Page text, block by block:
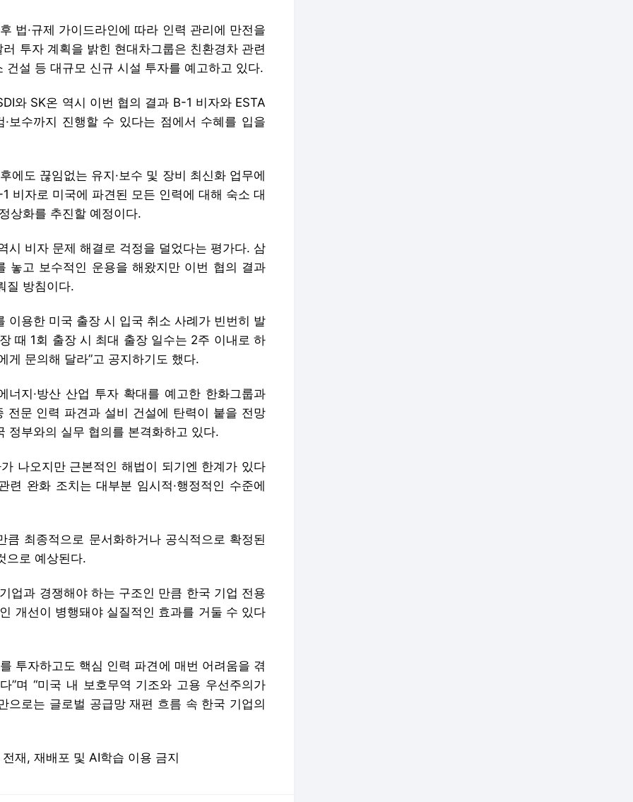
법·규제 가이드라인에 따라 인력 관리에 만전을
투자 계획을 밝힌 현대차그룹은 친환경차 관련
설 등 대규모 신규 시설 투자를 예고하고 있다.
와 SK온 역시 이번 협의 결과 B-1 비자와 ESTA
보수까지 진행할 수 있다는 점에서 수혜를 입을
에도 끊임없는 유지·보수 및 장비 최신화 업무에
비자로 미국에 파견된 모든 인력에 대해 숙소 대
상화를 추진할 예정이다.
시 비자 문제 해결로 걱정을 덜었다는 평가다. 삼
놓고 보수적인 운용을 해왔지만 이번 협의 결과
질 방침이다.
이용한 미국 출장 시 입국 취소 사례가 빈번히 발
때 1회 출장 시 최대 출장 일수는 2주 이내로 하
게 문의해 달라”고 공지하기도 했다.
너지·방산 산업 투자 확대를 예고한 한화그룹과
전문 인력 파견과 설비 건설에 탄력이 붙을 전망
정부와의 실무 협의를 본격화하고 있다.
나오지만 근본적인 해법이 되기엔 한계가 있다
완화 조치는 대부분 임시적·행정적인 수준에
최종적으로 문서화하거나 공식적으로 확정된
으로 예상된다.
업과 경쟁해야 하는 구조인 만큼 한국 기업 전용
개선이 병행돼야 실질적인 효과를 거둘 수 있다
투자하고도 핵심 인력 파견에 매번 어려움을 겪
”며 “미국 내 보호무역 기조와 고용 우선주의가
으로는 글로벌 공급망 재편 흐름 속 한국 기업의
재, 재배포 및 AI학습 이용 금지